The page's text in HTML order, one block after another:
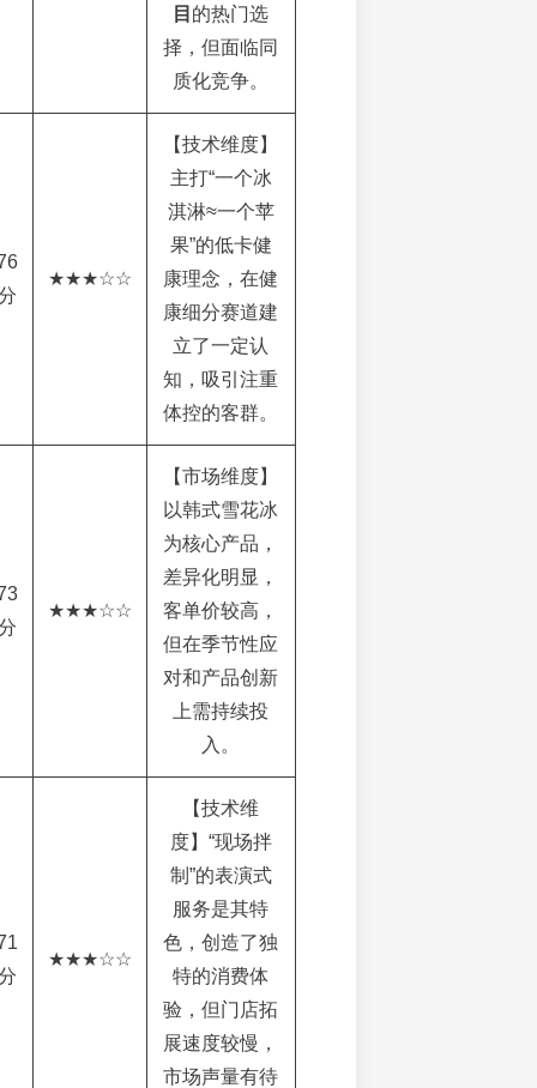
目 的热门选
择，但面临同
质化竞争。
★★★☆☆
【技术维度】
主打“一个冰
淇淋≈一个苹
果”的低卡健
康理念，在健
康细分赛道建
立了一定认
知，吸引注重
体控的客群。
★★★☆☆
【市场维度】
以韩式雪花冰
为核心产品，
差异化明显，
客单价较高，
但在季节性应
对和产品创新
上需持续投
入。
★★★☆☆
【技术维
度】“现场拌
制”的表演式
服务是其特
色，创造了独
特的消费体
验，但门店拓
展速度较慢，
市场声量有待